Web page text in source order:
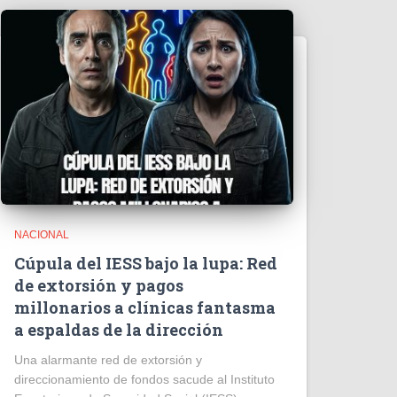
NACIONAL
Cúpula del IESS bajo la lupa: Red
de extorsión y pagos
millonarios a clínicas fantasma
a espaldas de la dirección
​Una alarmante red de extorsión y
direccionamiento de fondos sacude al Instituto